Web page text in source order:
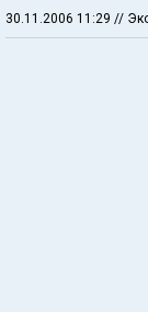
30.11.2006 11:29 //